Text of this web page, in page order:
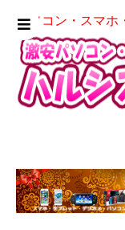
パソコン・スマホ